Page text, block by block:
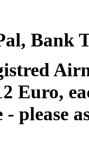
Bank
Euro,
please